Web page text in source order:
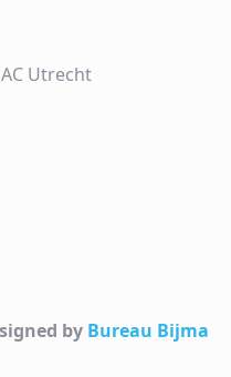
Utrecht
by Bureau Bijma